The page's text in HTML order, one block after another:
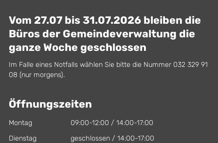
Vom 27.07 bis 31.07.2026 bleiben die
Büros der Gemeindeverwaltung die
ganze Woche geschlossen
Im Falle eines Notfalls wählen Sie bitte die Nummer 032 329 91
08 (nur morgens).
Öffnungszeiten
Montag
09:00-12:00 / 14:00-17:00
Dienstag
geschlossen / 14:00-17:00